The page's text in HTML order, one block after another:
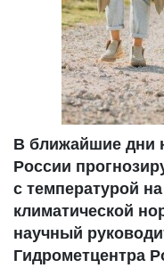
В ближайшие дни
России
с температурой
климатической
научный
Гидрометцентра